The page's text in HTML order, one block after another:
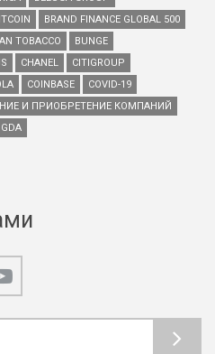
BRAND FINANCE GLOBAL 500
TOBACCO
BUNGE
CHANEL
CITIGROUP
COINBASE
COVID-19
И ПРИОБРЕТЕНИЕ КОМПАНИЙ